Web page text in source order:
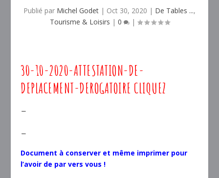
Publié par Michel Godet | Oct 30, 2020 | De Tables ...,
Tourisme & Loisirs | 0 |
30-10-2020-ATTESTATION-DE-
DEPLACEMENT-DEROGATOIRE CLIQUEZ
–
–
Document à conserver et même imprimer pour
l’avoir de par vers vous !